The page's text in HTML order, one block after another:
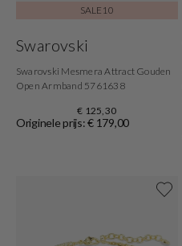
SALE10
Swarovski
Swarovski Mesmera Attract Gouden
Open Armband 5761638
€ 125,30
Originele prijs: € 179,00